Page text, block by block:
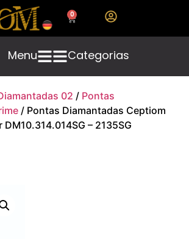
0
Menu Categorias
02 / Pontas
/ Pontas Diamantadas Ceptiom
– 2135SG